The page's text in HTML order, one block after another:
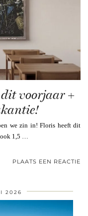
voorjaar +
we zin in! Floris heeft dit
1,5 …
PLAATS EEN REACTIE
2026